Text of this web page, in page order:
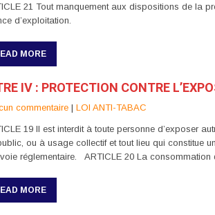
21 Tout manquement aux dispositions de la
d’exploitation.
MORE
IV : PROTECTION CONTRE
commentaire | LOI ANTI-TABAC
19 Il est interdit à toute personne d’exposer
ou à usage collectif et tout lieu qui constitue
réglementaire. ARTICLE 20 La consommation
MORE